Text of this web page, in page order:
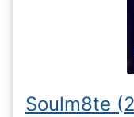
Soulm8te